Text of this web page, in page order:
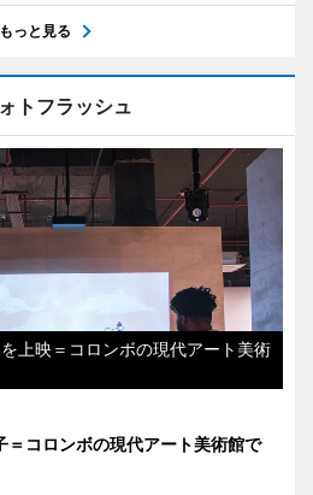
もっと見る
トフラッシュ
上映＝コロンボの現代アート美術
＝コロンボの現代アート美術館で